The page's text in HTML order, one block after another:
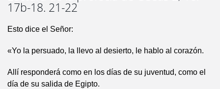
17b-18. 21-22
Esto dice el Señor:
«Yo la persuado, la llevo al desierto, le hablo al corazón.
Allí responderá como en los días de su juventud, como el
día de su salida de Egipto.